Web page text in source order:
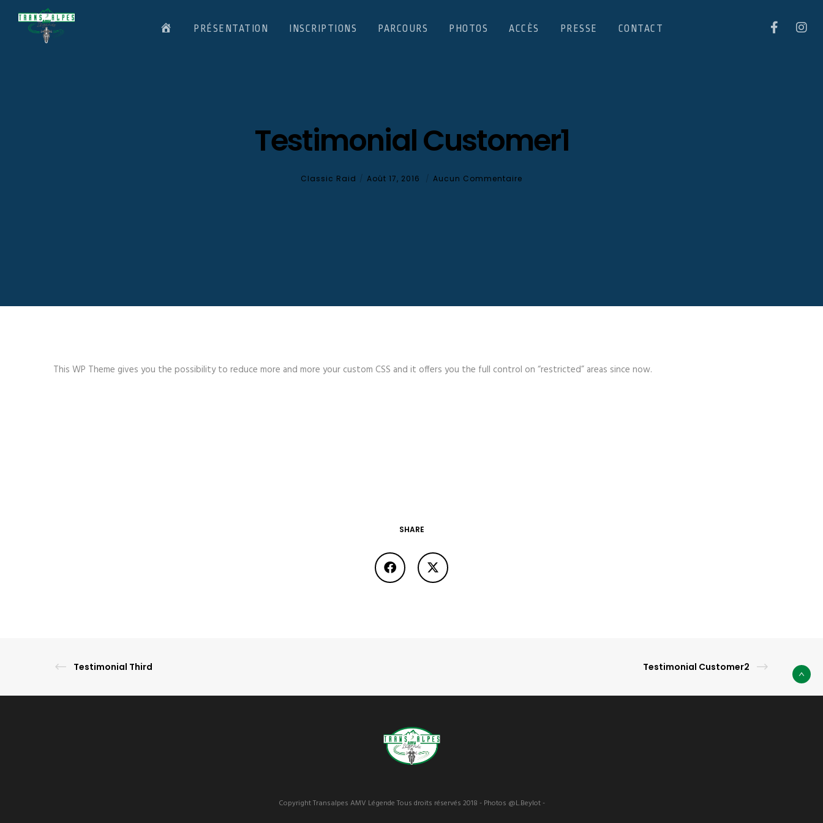
ACCUEILPRÉSENTATION INSCRIPTIONS PARCOURS PHOTOS ACCÈS PRESSE CONTACT
Testimonial Customer1
Classic Raid Août 17, 2016 Aucun Commentaire
This WP Theme gives you the possibility to reduce more and more your custom CSS and it offers you the full control on “restricted” areas since now.
SHARE
Testimonial Third Testimonial Customer2
Copyright Transalpes AMV Légende Tous droits réservés 2018 - Photos @L.Beylot -